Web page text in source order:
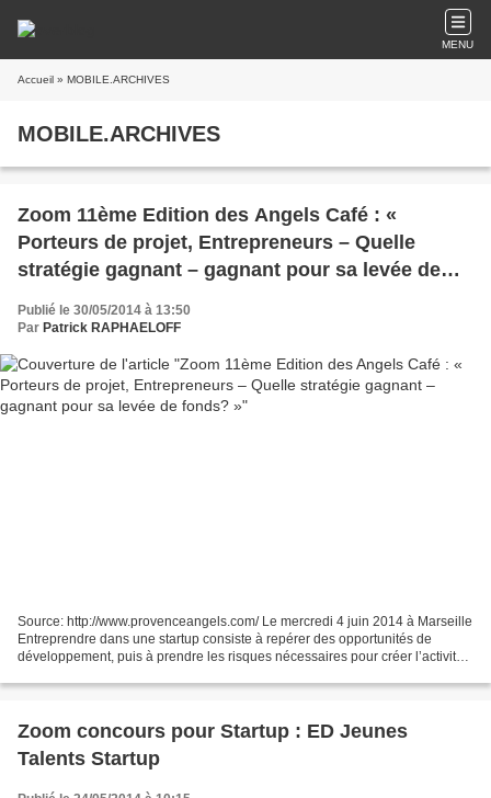
MENU
Accueil » MOBILE.ARCHIVES
MOBILE.ARCHIVES
Zoom 11ème Edition des Angels Café : «
Porteurs de projet, Entrepreneurs – Quelle
stratégie gagnant – gagnant pour sa levée de
fonds? »
Publié le 30/05/2014 à 13:50
Par Patrick RAPHAELOFF
Source: http://www.provenceangels.com/ Le mercredi 4 juin 2014 à Marseille
Entreprendre dans une startup consiste à repérer des opportunités de
développement, puis à prendre les risques nécessaires pour créer l’activité
Zoom concours pour Startup : ED Jeunes
Talents Startup